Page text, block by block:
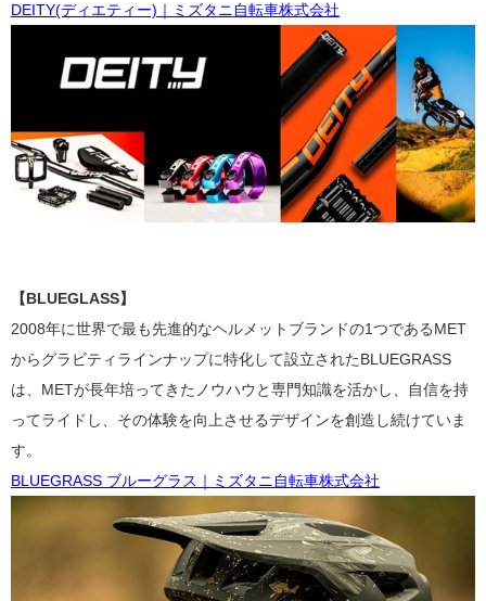
DEITY(ディエティー)｜ミズタニ自転車株式会社
【BLUEGLASS】
2008年に世界で最も先進的なヘルメットブランドの1つであるMET
からグラビティラインナップに特化して設立されたBLUEGRASS
は、METが長年培ってきたノウハウと専門知識を活かし、自信を持
ってライドし、その体験を向上させるデザインを創造し続けていま
す。
BLUEGRASS ブルーグラス｜ミズタニ自転車株式会社